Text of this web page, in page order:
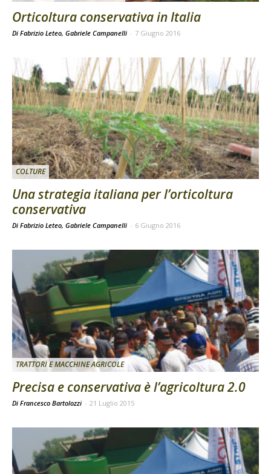
Orticoltura conservativa in Italia
Di Fabrizio Leteo, Gabriele Campanelli - 7 Giugno 2016
COLTURE
Una strategia italiana per l’orticoltura
conservativa
Di Fabrizio Leteo, Gabriele Campanelli - 6 Giugno 2016
TRATTORI E MACCHINE AGRICOLE
Precisa e conservativa è l’agricoltura 2.0
Di Francesco Bartolozzi - 21 Luglio 2015